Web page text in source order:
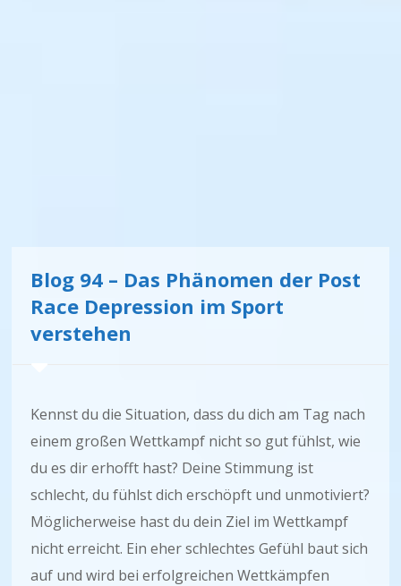
Blog 94 – Das Phänomen der Post
Race Depression im Sport
verstehen
Kennst du die Situation, dass du dich am Tag nach
einem großen Wettkampf nicht so gut fühlst, wie
du es dir erhofft hast? Deine Stimmung ist
schlecht, du fühlst dich erschöpft und unmotiviert?
Möglicherweise hast du dein Ziel im Wettkampf
nicht erreicht. Ein eher schlechtes Gefühl baut sich
auf und wird bei erfolgreichen Wettkämpfen